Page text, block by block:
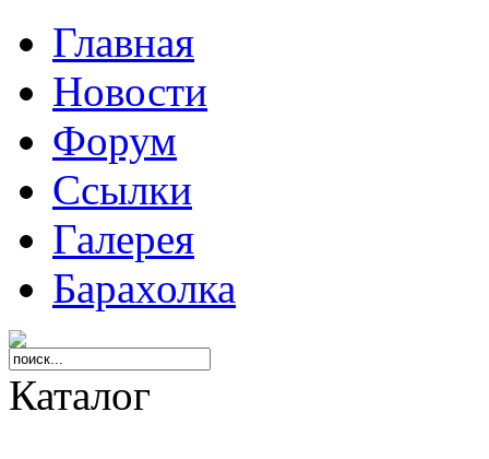
Главная
Новости
Форум
Ссылки
Галерея
Барахолка
Каталог